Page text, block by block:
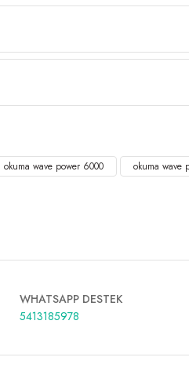
okuma wave power 6000 okuma wave
WHATSAPP DESTEK
5413185978